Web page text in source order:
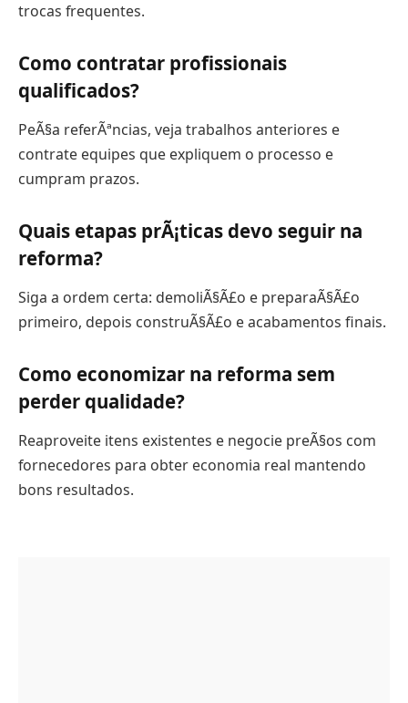
trocas frequentes.
Como contratar profissionais
qualificados?
PeÃ§a referÃªncias, veja trabalhos anteriores e
contrate equipes que expliquem o processo e
cumpram prazos.
Quais etapas prÃ¡ticas devo seguir na
reforma?
Siga a ordem certa: demoliÃ§Ã£o e preparaÃ§Ã£o
primeiro, depois construÃ§Ã£o e acabamentos finais.
Como economizar na reforma sem
perder qualidade?
Reaproveite itens existentes e negocie preÃ§os com
fornecedores para obter economia real mantendo
bons resultados.